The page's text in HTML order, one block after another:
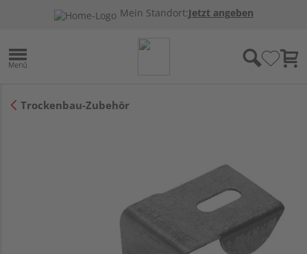
Mein Standort:Jetzt angeben
Trockenbau-Zubehör